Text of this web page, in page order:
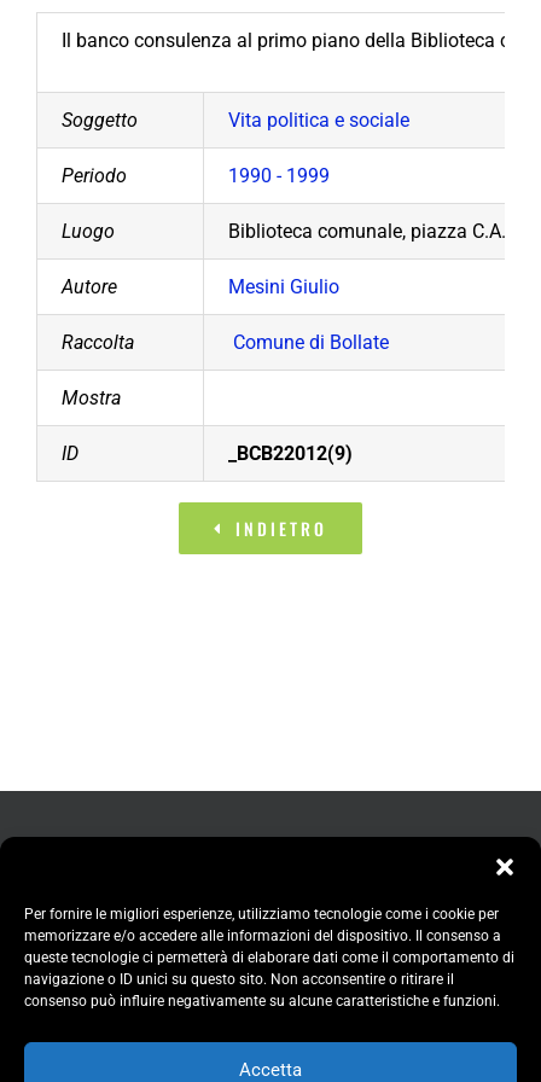
Per fornire le migliori esperienze, utilizziamo tecnologie come i cookie per
memorizzare e/o accedere alle informazioni del dispositivo. Il consenso a
queste tecnologie ci permetterà di elaborare dati come il comportamento di
navigazione o ID unici su questo sito. Non acconsentire o ritirare il
consenso può influire negativamente su alcune caratteristiche e funzioni.
Accetta
Il banco consulenza al primo piano della Biblioteca
Soggetto Vita politica e sociale
Periodo 1990 - 1999
Luogo Biblioteca comunale, piazza C.A.
Autore Mesini Giulio
Raccolta Comune di Bollate
Mostra
ID _BCB22012(9)
INDIETRO